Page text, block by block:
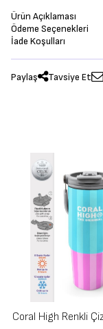
Ürün Açıklaması
Ödeme Seçenekleri
İade Koşulları
Paylaş Tavsiye Et